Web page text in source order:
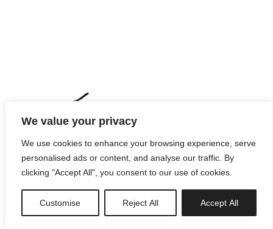
We value your privacy
We use cookies to enhance your browsing experience, serve
personalised ads or content, and analyse our traffic. By
clicking "Accept All", you consent to our use of cookies.
Customise Reject All Accept All
newsletter